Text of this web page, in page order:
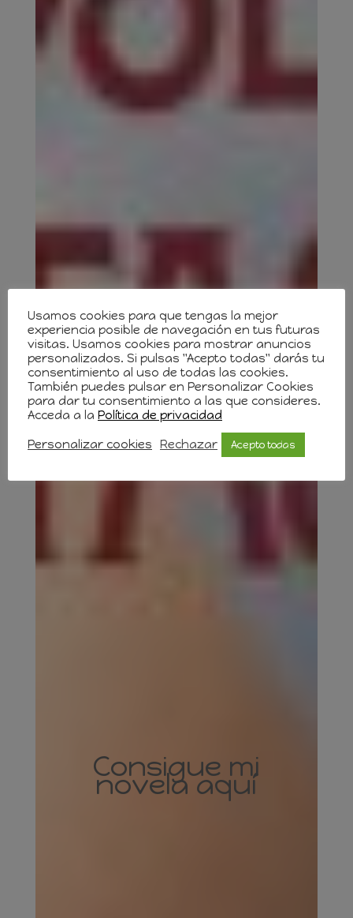
Consigue mi
novela aquí
Usamos cookies para que tengas la mejor
experiencia posible de navegación en tus futuras
visitas. Usamos cookies para mostrar anuncios
personalizados. Si pulsas "Acepto todas" darás tu
consentimiento al uso de todas las cookies.
También puedes pulsar en Personalizar Cookies
para dar tu consentimiento a las que consideres.
Acceda a la Política de privacidad
Personalizar cookies Rechazar Acepto todas